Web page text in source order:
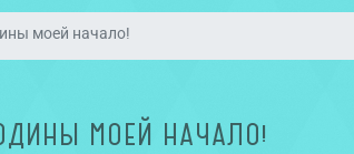
моей начало!
МОЕЙ НАЧАЛО!